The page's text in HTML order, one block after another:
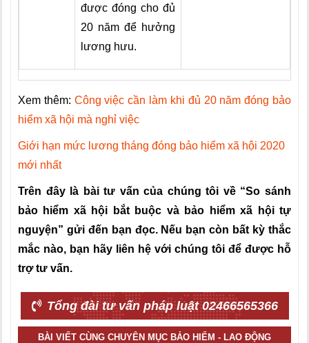
được đóng cho đủ
20 năm để hưởng
lương hưu.
Xem thêm: Công việc cần làm khi đủ 20 năm đóng bảo
hiểm xã hội mà nghỉ việc
Giới hạn mức lương tháng đóng bảo hiểm xã hội 2020
mới nhất
Trên đây là bài tư vấn của chúng tôi về “So sánh
bảo hiểm xã hội bắt buộc và bảo hiểm xã hội tự
nguyện” gửi đến bạn đọc. Nếu bạn còn bất kỳ thắc
mắc nào, bạn hãy liên hệ với chúng tôi để được hỗ
trợ tư vấn.
Tổng đài tư vấn pháp luật 02466565366
BÀI VIẾT CÙNG CHUYÊN MỤC BẢO HIỂM - LAO ĐỘNG